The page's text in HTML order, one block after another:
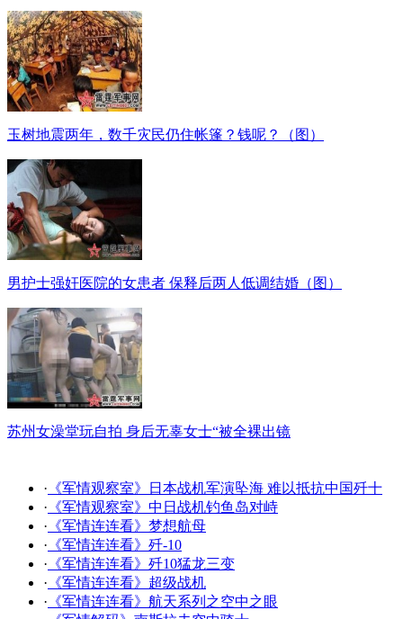
玉树地震两年，数千灾民仍住帐篷？钱呢？（图）
男护士强奸医院的女患者 保释后两人低调结婚（图）
苏州女澡堂玩自拍 身后无辜女士“被全裸出镜
· 《军情观察室》日本战机军演坠海 难以抵抗中国歼十
· 《军情观察室》中日战机钓鱼岛对峙
· 《军情连连看》梦想航母
· 《军情连连看》歼-10
· 《军情连连看》歼10猛龙三变
· 《军情连连看》超级战机
· 《军情连连看》航天系列之空中之眼